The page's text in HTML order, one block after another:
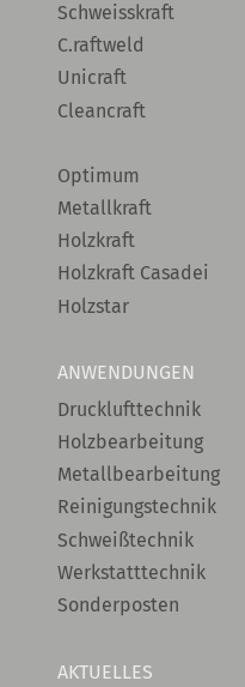
Schweisskraft
C.raftweld
Unicraft
Cleancraft
Optimum
Metallkraft
Holzkraft
Holzkraft Casadei
Holzstar
ANWENDUNGEN
Drucklufttechnik
Holzbearbeitung
Metallbearbeitung
Reinigungstechnik
Schweißtechnik
Werkstatttechnik
Sonderposten
AKTUELLES